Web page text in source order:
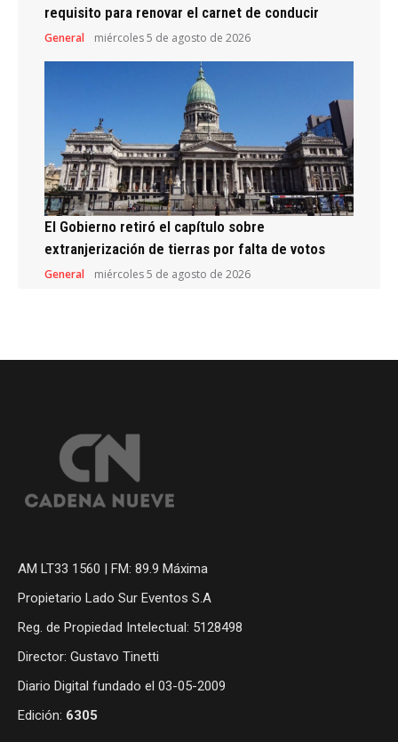
requisito para renovar el carnet de conducir
General miércoles 5 de agosto de 2026
El Gobierno retiró el capítulo sobre
extranjerización de tierras por falta de votos
General miércoles 5 de agosto de 2026
AM LT33 1560 | FM: 89.9 Máxima
Propietario Lado Sur Eventos S.A
Reg. de Propiedad Intelectual: 5128498
Director: Gustavo Tinetti
Diario Digital fundado el 03-05-2009
Edición: 6305